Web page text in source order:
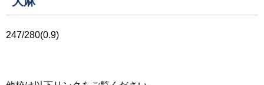
247/280(0.9)